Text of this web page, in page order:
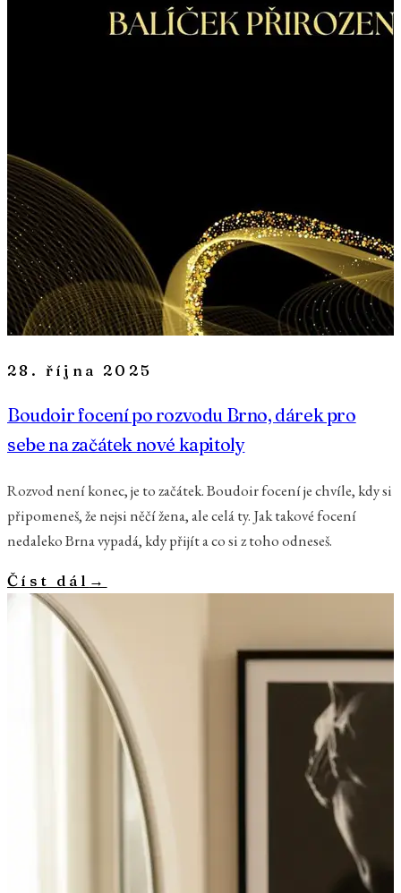
28. října 2025
Boudoir focení po rozvodu Brno, dárek pro
sebe na začátek nové kapitoly
Rozvod není konec, je to začátek. Boudoir focení je chvíle, kdy si
připomeneš, že nejsi něčí žena, ale celá ty. Jak takové focení
nedaleko Brna vypadá, kdy přijít a co si z toho odneseš.
Číst dál →